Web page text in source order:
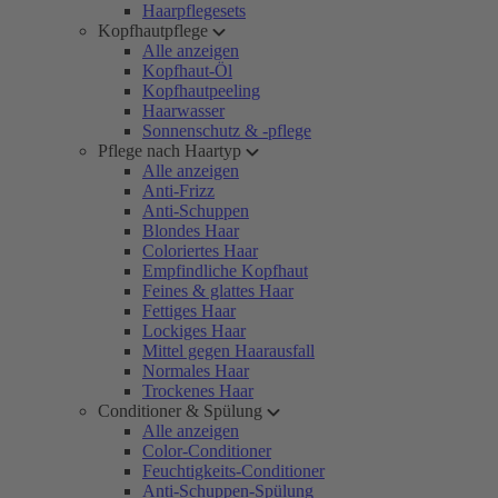
Haarpflegesets
Kopfhautpflege
Alle anzeigen
Kopfhaut-Öl
Kopfhautpeeling
Haarwasser
Sonnenschutz & -pflege
Pflege nach Haartyp
Alle anzeigen
Anti-Frizz
Anti-Schuppen
Blondes Haar
Coloriertes Haar
Empfindliche Kopfhaut
Feines & glattes Haar
Fettiges Haar
Lockiges Haar
Mittel gegen Haarausfall
Normales Haar
Trockenes Haar
Conditioner & Spülung
Alle anzeigen
Color-Conditioner
Feuchtigkeits-Conditioner
Anti-Schuppen-Spülung